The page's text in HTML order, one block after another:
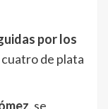
por los
de plata
, se